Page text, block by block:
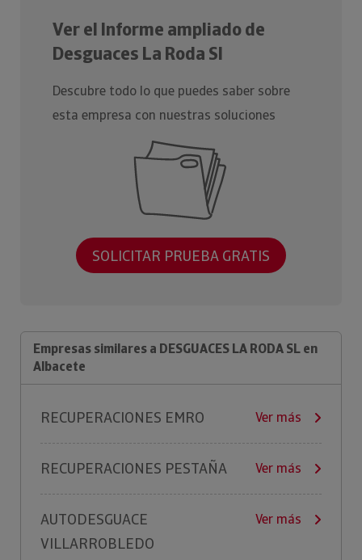
Ver el Informe ampliado de
Desguaces La Roda Sl
Descubre todo lo que puedes saber sobre
esta empresa con nuestras soluciones
SOLICITAR PRUEBA GRATIS
Empresas similares a DESGUACES LA RODA SL en
Albacete
RECUPERACIONES EMRO Ver más
RECUPERACIONES PESTAÑA Ver más
AUTODESGUACE
VILLARROBLEDO
Ver más